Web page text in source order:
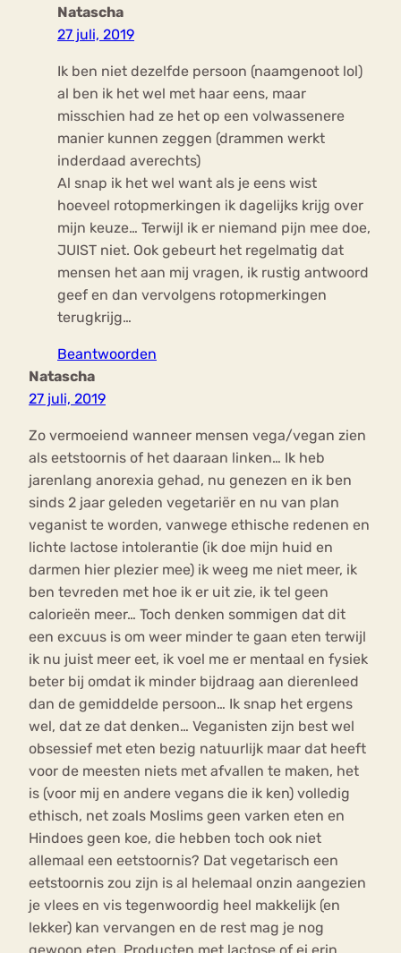
Natascha
27 juli, 2019
Ik ben niet dezelfde persoon (naamgenoot lol)
al ben ik het wel met haar eens, maar
misschien had ze het op een volwassenere
manier kunnen zeggen (drammen werkt
inderdaad averechts)
Al snap ik het wel want als je eens wist
hoeveel rotopmerkingen ik dagelijks krijg over
mijn keuze… Terwijl ik er niemand pijn mee doe,
JUIST niet. Ook gebeurt het regelmatig dat
mensen het aan mij vragen, ik rustig antwoord
geef en dan vervolgens rotopmerkingen
terugkrijg…
Beantwoorden
Natascha
27 juli, 2019
Zo vermoeiend wanneer mensen vega/vegan zien
als eetstoornis of het daaraan linken… Ik heb
jarenlang anorexia gehad, nu genezen en ik ben
sinds 2 jaar geleden vegetariër en nu van plan
veganist te worden, vanwege ethische redenen en
lichte lactose intolerantie (ik doe mijn huid en
darmen hier plezier mee) ik weeg me niet meer, ik
ben tevreden met hoe ik er uit zie, ik tel geen
calorieën meer… Toch denken sommigen dat dit
een excuus is om weer minder te gaan eten terwijl
ik nu juist meer eet, ik voel me er mentaal en fysiek
beter bij omdat ik minder bijdraag aan dierenleed
dan de gemiddelde persoon… Ik snap het ergens
wel, dat ze dat denken… Veganisten zijn best wel
obsessief met eten bezig natuurlijk maar dat heeft
voor de meesten niets met afvallen te maken, het
is (voor mij en andere vegans die ik ken) volledig
ethisch, net zoals Moslims geen varken eten en
Hindoes geen koe, die hebben toch ook niet
allemaal een eetstoornis? Dat vegetarisch een
eetstoornis zou zijn is al helemaal onzin aangezien
je vlees en vis tegenwoordig heel makkelijk (en
lekker) kan vervangen en de rest mag je nog